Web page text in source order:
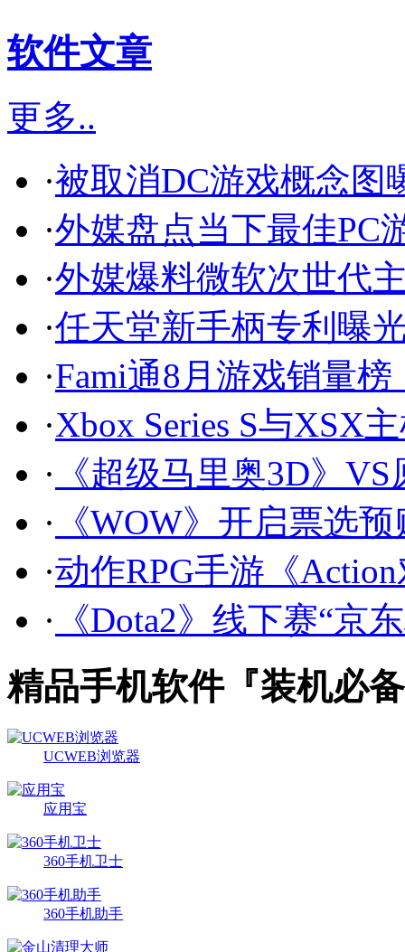
软件文章
更多..
·被取消DC游戏概念图
·外媒盘点当下最佳PC
·外媒爆料微软次世代
·任天堂新手柄专利曝
·Fami通8月游戏销量
·Xbox Series S与XSX
· 《超级马里奥3D》
· 《WOW》开启票选
·动作RPG手游《
· 《Dota2》线下赛“京
精品手机软件『装机必
UCWEB浏览器
应用宝
360手机卫士
360手机助手